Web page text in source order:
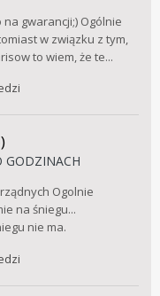
gwarancji;) Ogólnie
w związku z tym,
to wiem, że te...
GODZINACH
Ogolnie
na śniegu...
nie ma.